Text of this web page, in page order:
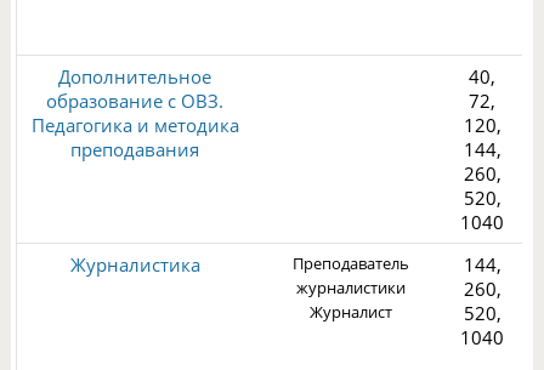
Дополнительное
образование с ОВЗ.
Педагогика и методика
преподавания
40,
72,
120,
144,
260,
520,
1040
Журналистика
Преподаватель
журналистики
Журналист
144,
260,
520,
1040